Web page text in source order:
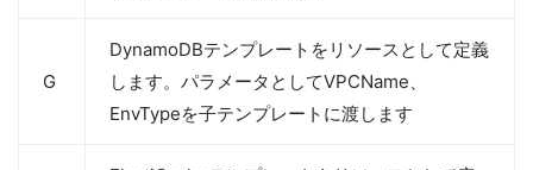
G
DynamoDBテンプレートをリソースとして定義
します。パラメータとしてVPCName、
EnvTypeを子テンプレートに渡します